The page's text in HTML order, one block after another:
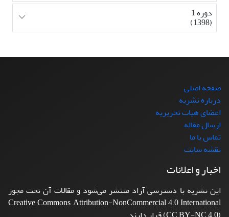
دوره 1
(1398)
صفحه اصلی
درباره نشریه
اعضای هیات تحریریه
ارسال مقاله
تماس با ما
نقشه سایت
اخبار و اعلانات
این نشریه با دسترسی آزاد منتشر می‌شود و مقالات آن تحت مجوز
Creative Commons Attribution-NonCommercial 4.0 International